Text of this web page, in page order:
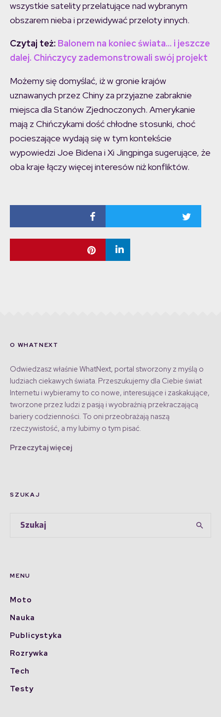
wszystkie satelity przelatujące nad wybranym
obszarem nieba i przewidywać przeloty innych.
Czytaj też: Balonem na koniec świata… i jeszcze
dalej. Chińczycy zademonstrowali swój projekt
Możemy się domyślać, iż w gronie krajów
uznawanych przez Chiny za przyjazne zabraknie
miejsca dla Stanów Zjednoczonych. Amerykanie
mają z Chińczykami dość chłodne stosunki, choć
pocieszające wydają się w tym kontekście
wypowiedzi Joe Bidena i Xi Jingpinga sugerujące, że
oba kraje łączy więcej interesów niż konfliktów.
O WHATNEXT
Odwiedzasz właśnie WhatNext, portal stworzony z myślą o
ludziach ciekawych świata. Przeszukujemy dla Ciebie świat
Internetu i wybieramy to co nowe, interesujące i zaskakujące,
tworzone przez ludzi z pasją i wyobraźnią przekraczającą
bariery codzienności. To oni przeobrażają naszą
rzeczywistość, a my lubimy o tym pisać.
Przeczytaj więcej
SZUKAJ
MENU
Moto
Nauka
Publicystyka
Rozrywka
Tech
Testy